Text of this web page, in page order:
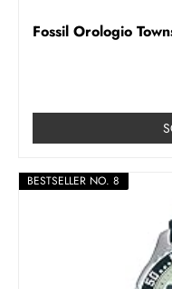
Fossil Orologio
BESTSELLER NO. 8